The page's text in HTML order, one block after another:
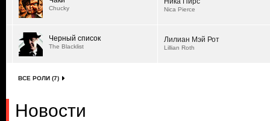
Chucky Nica Pierce
Черный список
The Blacklist
Лилиан Мэй Рот
Lillian Roth
ВСЕ РОЛИ (7)
Новости